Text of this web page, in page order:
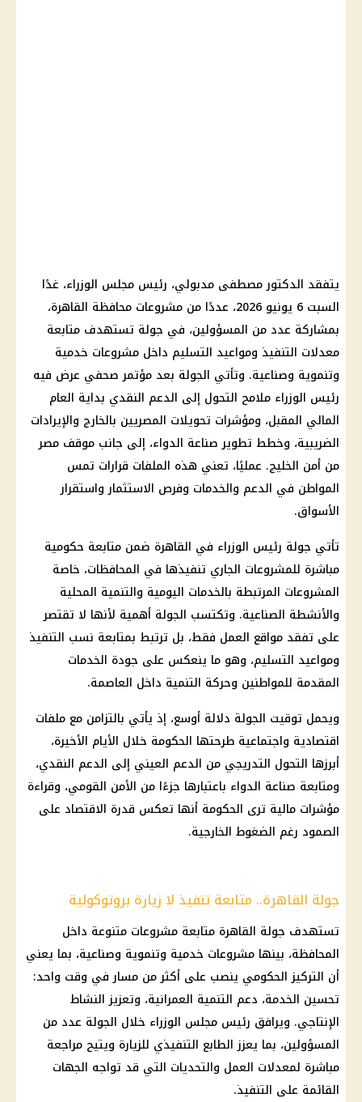
يتفقد الدكتور مصطفى مدبولي، رئيس مجلس الوزراء، غدًا
السبت 6 يونيو 2026، عددًا من مشروعات محافظة القاهرة،
بمشاركة عدد من المسؤولين، في جولة تستهدف متابعة
معدلات التنفيذ ومواعيد التسليم داخل مشروعات خدمية
وتنموية وصناعية. وتأتي الجولة بعد مؤتمر صحفي عرض فيه
رئيس الوزراء ملامح التحول إلى الدعم النقدي بداية العام
المالي المقبل، ومؤشرات تحويلات المصريين بالخارج والإيرادات
الضريبية، وخطط تطوير صناعة الدواء، إلى جانب موقف مصر
من أمن الخليج. عمليًا، تعني هذه الملفات قرارات تمس
المواطن في الدعم والخدمات وفرص الاستثمار واستقرار
الأسواق.
تأتي جولة رئيس الوزراء في القاهرة ضمن متابعة حكومية
مباشرة للمشروعات الجاري تنفيذها في المحافظات، خاصة
المشروعات المرتبطة بالخدمات اليومية والتنمية المحلية
والأنشطة الصناعية. وتكتسب الجولة أهمية لأنها لا تقتصر
على تفقد مواقع العمل فقط، بل ترتبط بمتابعة نسب التنفيذ
ومواعيد التسليم، وهو ما ينعكس على جودة الخدمات
المقدمة للمواطنين وحركة التنمية داخل العاصمة.
ويحمل توقيت الجولة دلالة أوسع، إذ يأتي بالتزامن مع ملفات
اقتصادية واجتماعية طرحتها الحكومة خلال الأيام الأخيرة،
أبرزها التحول التدريجي من الدعم العيني إلى الدعم النقدي،
ومتابعة صناعة الدواء باعتبارها جزءًا من الأمن القومي، وقراءة
مؤشرات مالية ترى الحكومة أنها تعكس قدرة الاقتصاد على
الصمود رغم الضغوط الخارجية.
جولة القاهرة.. متابعة تنفيذ لا زيارة بروتوكولية
تستهدف جولة القاهرة متابعة مشروعات متنوعة داخل
المحافظة، بينها مشروعات خدمية وتنموية وصناعية، بما يعني
أن التركيز الحكومي ينصب على أكثر من مسار في وقت واحد:
تحسين الخدمة، دعم التنمية العمرانية، وتعزيز النشاط
الإنتاجي. ويرافق رئيس مجلس الوزراء خلال الجولة عدد من
المسؤولين، بما يعزز الطابع التنفيذي للزيارة ويتيح مراجعة
مباشرة لمعدلات العمل والتحديات التي قد تواجه الجهات
القائمة على التنفيذ.